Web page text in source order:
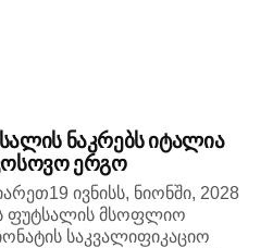
ნაკრებს იტალია
ერგო
ივნისს, ნიონში, 2028
ფუტსალის მსოფლიო
საკვალიფიკაციო